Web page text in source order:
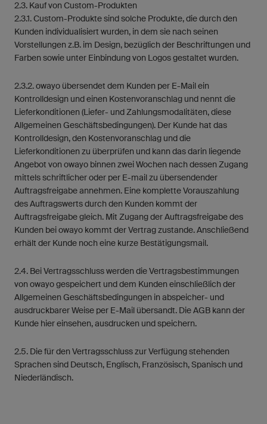
2.3. Kauf von Custom-Produkten
2.3.1. Custom-Produkte sind solche Produkte, die durch den
Kunden individualisiert wurden, in dem sie nach seinen
Vorstellungen z.B. im Design, bezüglich der Beschriftungen und
Farben sowie unter Einbindung von Logos gestaltet wurden.
2.3.2. owayo übersendet dem Kunden per E-Mail ein
Kontrolldesign und einen Kostenvoranschlag und nennt die
Lieferkonditionen (Liefer- und Zahlungsmodalitäten, diese
Allgemeinen Geschäftsbedingungen). Der Kunde hat das
Kontrolldesign, den Kostenvoranschlag und die
Lieferkonditionen zu überprüfen und kann das darin liegende
Angebot von owayo binnen zwei Wochen nach dessen Zugang
mittels schriftlicher oder per E-mail zu übersendender
Auftragsfreigabe annehmen. Eine komplette Vorauszahlung
des Auftragswerts durch den Kunden kommt der
Auftragsfreigabe gleich. Mit Zugang der Auftragsfreigabe des
Kunden bei owayo kommt der Vertrag zustande. Anschließend
erhält der Kunde noch eine kurze Bestätigungsmail.
2.4. Bei Vertragsschluss werden die Vertragsbestimmungen
von owayo gespeichert und dem Kunden einschließlich der
Allgemeinen Geschäftsbedingungen in abspeicher- und
ausdruckbarer Weise per E-Mail übersandt. Die AGB kann der
Kunde hier einsehen, ausdrucken und speichern.
2.5. Die für den Vertragsschluss zur Verfügung stehenden
Sprachen sind Deutsch, Englisch, Französisch, Spanisch und
Niederländisch.